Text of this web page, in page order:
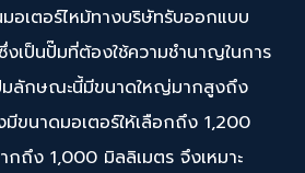
อเตอร์ไหม้ทางบริษัทรับออกแบบ
เป็นปั๊มที่ต้องใช้ความชำนาญในการ
ลักษณะนี้มีขนาดใหญ่มากสูงถึง
ขนาดมอเตอร์ให้เลือกถึง 1,200
ถึง 1,000 มิลลิเมตร จึงเหมาะ